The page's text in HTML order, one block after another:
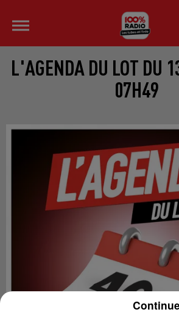
L'AGENDA DU LOT DU
07H49